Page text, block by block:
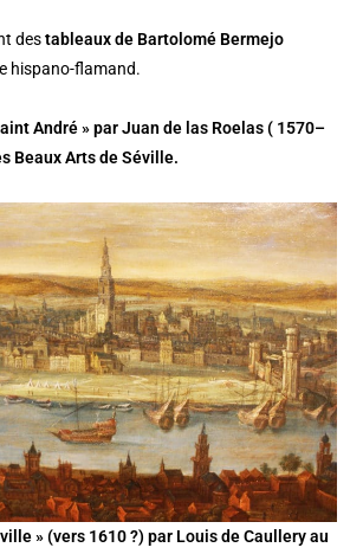
destableaux de Bartolomé Bermejo
hispano-flamand.
André » par Juan de las Roelas ( 1570–
Beaux Arts de Séville.
» (vers 1610 ?) par Louis de Caullery au